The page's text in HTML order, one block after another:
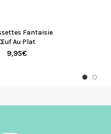
Fantaisie
Au Plat
9,95€